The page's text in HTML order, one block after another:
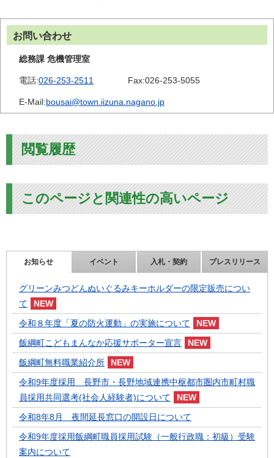
お問い合わせ
総務課 危機管理室
電話:026-253-2511 Fax:026-253-5055
E-Mail:bousai@town.iizuna.nagano.jp
閲覧履歴
このページと関連性の高いページ
お知らせ イベント 入札・契約 プレスリリース
グリーンみつどんぬいぐるみキーホルダーの限定販売につい
て
令和８年度「夏の防火運動」の実施について
飯綱町こどもまんなか応援サポーター宣言
飯綱町無料職業紹介所
令和9年度採用 長野市・長野地域連携中枢都市圏内市町村職
員採用共同選考(社会人経験者)について
令和8年8月 夜間延長窓口の開設日について
令和9年度採用飯綱町職員採用試験（一般行政職：初級）受験
案内について